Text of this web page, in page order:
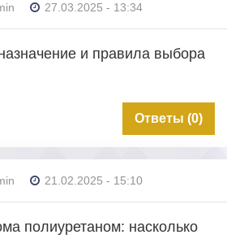
27.03.2025 - 13:34
и правила выбора
Ответы (0)
21.02.2025 - 15:10
полиуретаном: насколько